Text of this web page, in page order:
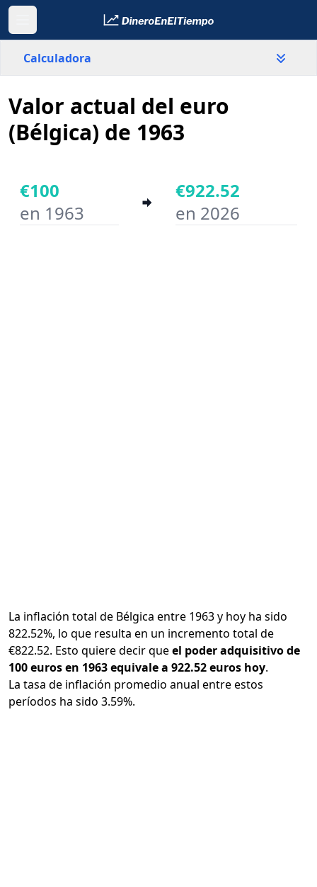
Calculadora
Bélgica
País
Año inicial
Valor actual del euro
(Bélgica) de 1963
€100
en 1963
€922.52
en 2026
La inflación total de Bélgica entre 1963 y hoy ha sido
822.52%, lo que resulta en un incremento total de
€822.52. Esto quiere decir queel poder adquisitivo de
100 euros en 1963 equivale a 922.52 euros hoy.
La tasa de inflación promedio anual entre estos
períodos ha sido 3.59%.